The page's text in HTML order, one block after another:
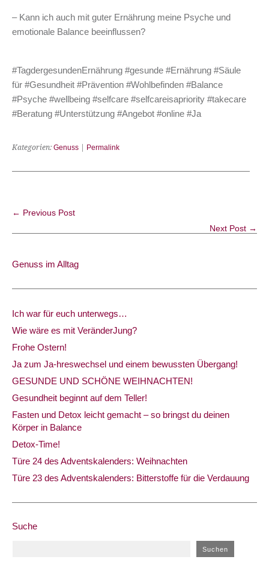
– Kann ich auch mit guter Ernährung meine Psyche und
emotionale Balance beeinflussen?
#TagdergesundenErnährung #gesunde #Ernährung #Säule
für #Gesundheit #Prävention #Wohlbefinden #Balance
#Psyche #wellbeing #selfcare #selfcareisapriority #takecare
#Beratung #Unterstützung #Angebot #online #Ja
Kategorien: Genuss Permalink
← Previous Post
Next Post →
Genuss im Alltag
Ich war für euch unterwegs…
Wie wäre es mit VeränderJung?
Frohe Ostern!
Ja zum Ja-hreswechsel und einem bewussten Übergang!
GESUNDE UND SCHÖNE WEIHNACHTEN!
Gesundheit beginnt auf dem Teller!
Fasten und Detox leicht gemacht – so bringst du deinen
Körper in Balance
Detox-Time!
Türe 24 des Adventskalenders: Weihnachten
Türe 23 des Adventskalenders: Bitterstoffe für die Verdauung
Suche